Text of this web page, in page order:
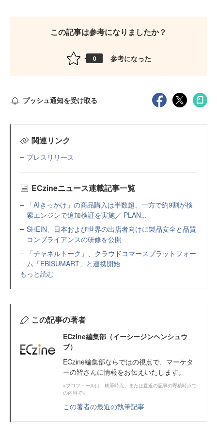
この記事は参考になりましたか？
0 参考になった
プッシュ通知を受け取る
関連リンク
プレスリリース
ECzineニュース連載記事一覧
「AIきっかけ」の商品購入は半数超、一方で約9割が検
索エンジンで追加検証を実施／ PLAN...
SHEIN、日本および世界の出店者向けに製品安全と品質
コンプライアンスの研修を公開
「チャネルトーク」、クラウドコマースプラットフォー
ム「EBISUMART」と連携開始
もっと読む
この記事の著者
ECzine編集部（イーシージンヘンシュウ
ブ）
ECzine編集部ならではの視点で、マーケタ
ーの皆さんに情報をお伝えいたします。
※プロフィールは、執筆時点、または直近の記事の寄稿時点で
の内容です
この著者の最近の執筆記事